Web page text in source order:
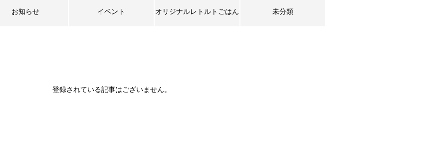
お知らせ イベント オリジナルレトルトごはん 未分類
登録されている記事はございません。